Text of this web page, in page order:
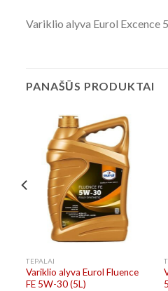
Variklio alyva Eurol Excence
PANAŠŪS PRODUKTAI
TEPALAI
Variklio alyva Eurol Fluence
FE 5W-30 (5L)